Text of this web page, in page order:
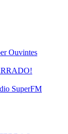
Ouvintes
SuperFM